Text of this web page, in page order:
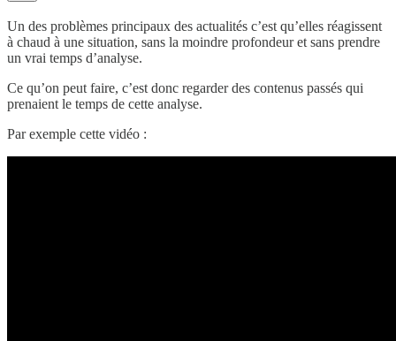
Un des problèmes principaux des actualités c’est qu’elles réagissent
à chaud à une situation, sans la moindre profondeur et sans prendre
un vrai temps d’analyse.
Ce qu’on peut faire, c’est donc regarder des contenus passés qui
prenaient le temps de cette analyse.
Par exemple cette vidéo :